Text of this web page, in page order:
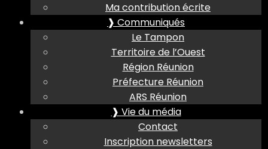
Ma contribution écrite
❱ Communiqués
Le Tampon
Territoire de l’Ouest
Région Réunion
Préfecture Réunion
ARS Réunion
❱ Vie du média
Contact
Inscription newsletters